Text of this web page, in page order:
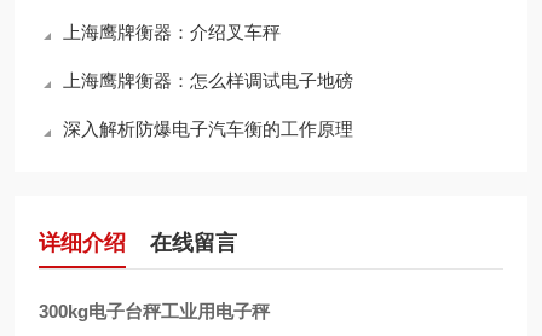
上海鹰牌衡器：介绍叉车秤
上海鹰牌衡器：怎么样调试电子地磅
深入解析防爆电子汽车衡的工作原理
详细介绍 在线留言
300kg电子台秤工业用电子秤